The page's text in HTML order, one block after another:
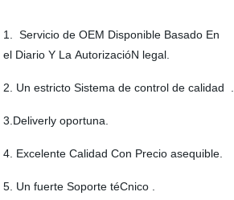
1. Servicio de OEM Disponible Basado En
el Diario Y La AutorizacióN legal.
2. Un estricto Sistema de control de calidad .
3.Deliverly oportuna.
4. Excelente Calidad Con Precio asequible.
5. Un fuerte Soporte téCnico .